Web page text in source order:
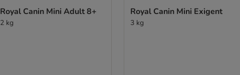
Royal Canin Mini Adult 8+
2 kg
Royal Canin Mini Exigent
3 kg